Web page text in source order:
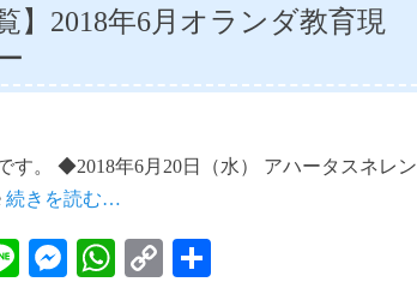
】2018年6月オランダ教育現
す。 ◆2018年6月20日（水） アハータスネレン
続きを読む…
Li M W C 共